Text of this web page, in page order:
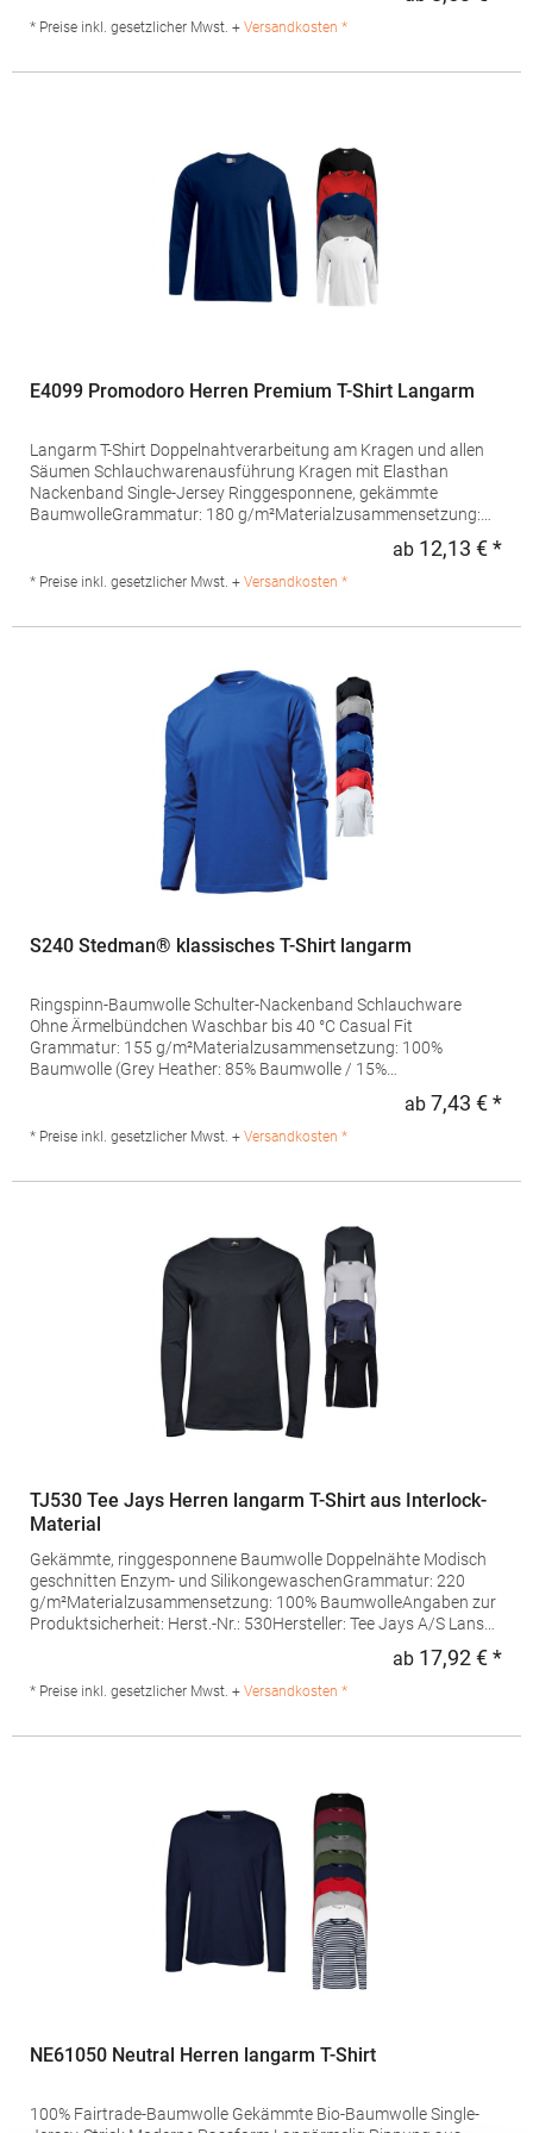
info@stedman.eu
* Preise inkl. gesetzlicher Mwst. + Versandkosten *
E4099 Promodoro Herren Premium T-Shirt Langarm
Langarm T-Shirt Doppelnahtverarbeitung am Kragen und allen
Säumen Schlauchwarenausführung Kragen mit Elasthan
Nackenband Single-Jersey Ringgesponnene, gekämmte
BaumwolleGrammatur: 180 g/m²Materialzusammensetzung:
4099Hersteller: Promodoro Fashion GmbH Am Gatherhof 57
40472 Düsseldorf Deutschland E-Mail: info@promodoro.de
ab 12,13 € *
* Preise inkl. gesetzlicher Mwst. + Versandkosten *
S240 Stedman® klassisches T-Shirt langarm
Ringspinn-Baumwolle Schulter-Nackenband Schlauchware
Ohne Ärmelbündchen Waschbar bis 40 °C Casual Fit
Grammatur: 155 g/m²Materialzusammensetzung: 100%
Baumwolle (Grey Heather: 85% Baumwolle / 15%
ST2500 Hersteller: Stedman GmbH Charlottenburger Allee 27-29
52068 Aachen Deutschland E-Mail: info@stedman.eu
ab 7,43 € *
* Preise inkl. gesetzlicher Mwst. + Versandkosten *
TJ530 Tee Jays Herren langarm T-Shirt aus Interlock-
Material
Gekämmte, ringgesponnene Baumwolle Doppelnähte Modisch
geschnitten Enzym- und SilikongewaschenGrammatur: 220
g/m²Materialzusammensetzung: 100% BaumwolleAngaben zur
Produktsicherheit: Herst.-Nr.: 530Hersteller: Tee Jays A/S Lansen
ab 17,92 € *
* Preise inkl. gesetzlicher Mwst. + Versandkosten *
NE61050 Neutral Herren langarm T-Shirt
100% Fairtrade-Baumwolle Gekämmte Bio-Baumwolle Single-